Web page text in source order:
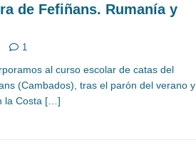
de Fefiñans. Rumanía y
1
al curso escolar de catas del
(Cambados), tras el parón del verano y
la Costa […]